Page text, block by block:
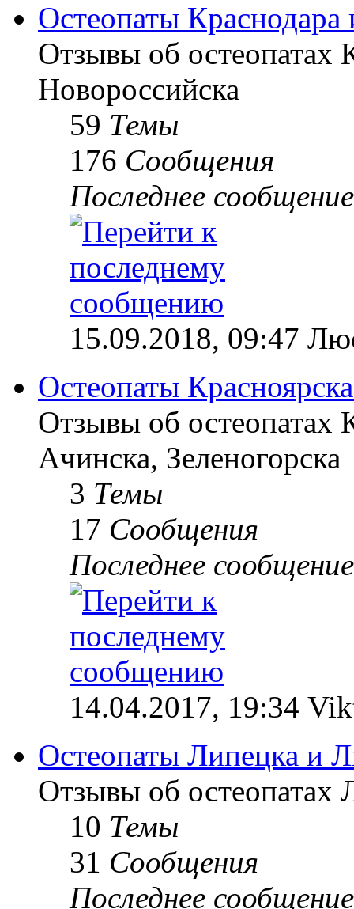
Остеопаты Краснодара
Отзывы об остеопатах
Новороссийска
59 Темы
176 Сообщения
Последнее сообщение
15.09.2018, 09:47
Остеопаты
Отзывы об остеопатах
Ачинска, Зеленогорска
3 Темы
17 Сообщения
Последнее сообщение
14.04.2017, 19:34
Остеопаты Липецка и
Отзывы об остеопатах
10 Темы
31 Сообщения
Последнее сообщение